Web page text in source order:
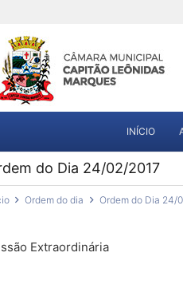
INÍCIO
do Dia 24/02/2017
Ordem do dia Ordem do Dia 24/
Extraordinária